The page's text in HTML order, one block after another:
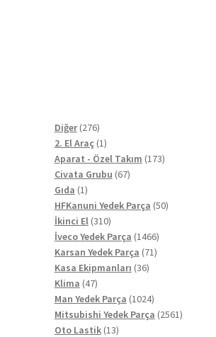
Diğer 276276
ürün
2. El Araç 11
ürün
Aparat - Özel Takım 173173
Civata Grubu 6767
Gıda 11
ürün
HFKanuni Yedek Parça 5050
İkinci El 310310
ürün
İveco Yedek Parça 14661466
ürün
Karsan Yedek Parça 7171
Kasa Ekipmanları 3636
Klima 4747
ürün
Man Yedek Parça 10241024
ürün
Mitsubishi Yedek Parça 25612561
Oto Lastik 1313